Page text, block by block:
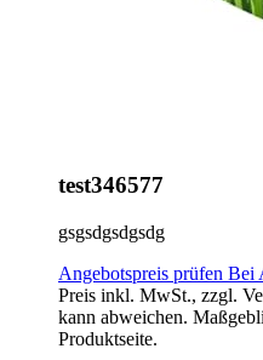
test346577
gsgsdgsdgsdg
Angebotspreis prüfen Bei
Preis inkl. MwSt., zzgl.
kann abweichen.
Produktseite.